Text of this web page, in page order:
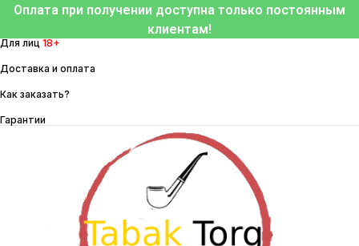
Перейти
содержимому
Оплата при получении доступна только постоянным
клиентам!
Для лиц 18+
Доставка и оплата
Как заказать?
Гарантии